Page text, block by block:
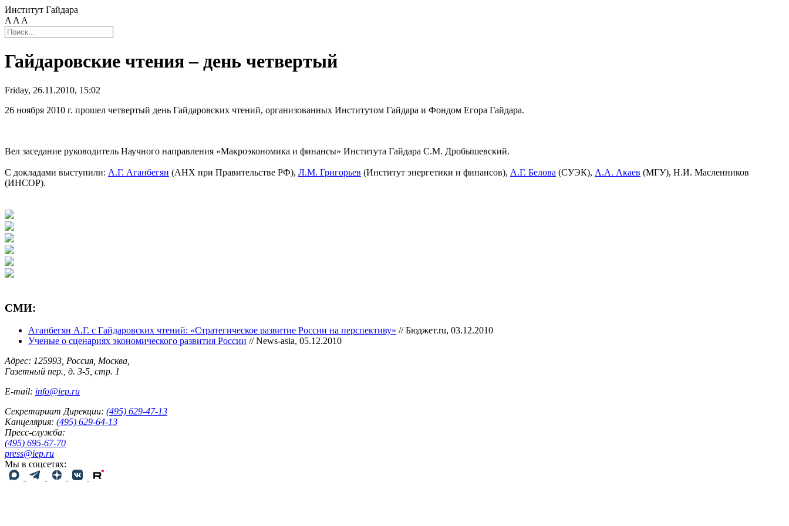
Институт Гайдара
A A A
Гайдаровские чтения – день четвертый
Friday, 26.11.2010, 15:02
26 ноября 2010 г. прошел четвертый день Гайдаровских чтений, организованных Институтом Гайдара и Фондом Егора Гайдара.
Вел заседание руководитель Научного направления «Макроэкономика и финансы» Института Гайдара С.М. Дробышевский.
С докладами выступили: А.Г. Аганбегян (АНХ при Правительстве РФ), Л.М. Григорьев (Институт энергетики и финансов), А.Г. Белова (СУЭК), А.А. Акаев (МГУ), Н.И. Масленников
(ИНСОР).
СМИ:
Аганбегян А.Г. с Гайдаровских чтений: «Стратегическое развитие России на перспективу» // Бюджет.ru, 03.12.2010
Ученые о сценариях экономического развития России // News-asia, 05.12.2010
Адрес: 125993, Россия, Москва,
Газетный пер., д. 3-5, стр. 1
E-mail: info@iep.ru
Секретариат Дирекции: (495) 629-47-13
Канцелярия: (495) 629-64-13
Пресс-служба:
(495) 695-67-70
press@iep.ru
Мы в соцсетях: